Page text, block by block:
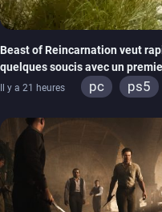
Beast of Reincarnation veut
quelques soucis avec un
paraître bientôt
Il y a 21 heures pc
ps5